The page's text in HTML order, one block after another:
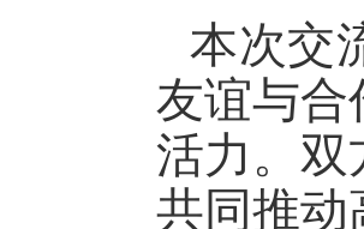
本次交
友谊与合
活力。双
共同推动